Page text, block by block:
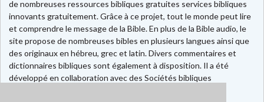
de nombreuses ressources bibliques gratuites services bibliques
innovants gratuitement. Grâce à ce projet, tout le monde peut lire
et comprendre le message de la Bible. En plus de la Bible audio, le
site propose de nombreuses bibles en plusieurs langues ainsi que
des originaux en hébreu, grec et latin. Divers commentaires et
dictionnaires bibliques sont également à disposition. Il a été
développé en collaboration avec des Sociétés bibliques